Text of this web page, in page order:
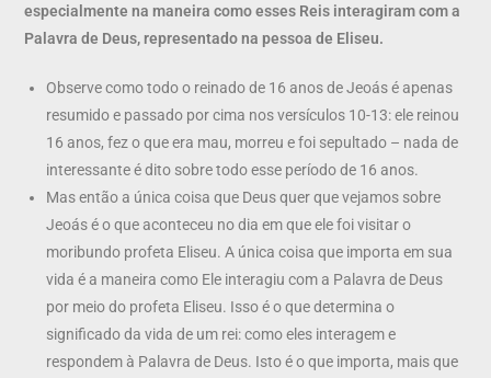
especialmente namaneira como esses Reis interagiram com a
Palavra de Deus, representado na pessoa de Eliseu.
Observe como todo o reinado de 16 anos de Jeoás é apenas
resumido e passado por cima nos versículos 10-13: ele reinou
16 anos, fez o que era mau, morreu e foi sepultado – nada de
interessante é dito sobre todo esse período de 16 anos.
Mas então a única coisa que Deus quer que vejamos sobre
Jeoás é o que aconteceu no dia em que ele foi visitar o
moribundo profeta Eliseu. A única coisa que importa em sua
vida é a maneira como Ele interagiu com a Palavra de Deus
por meio do profeta Eliseu. Isso é o que determina o
significado da vida de um rei: como eles interagem e
respondem à Palavra de Deus. Isto é o que importa, mais que